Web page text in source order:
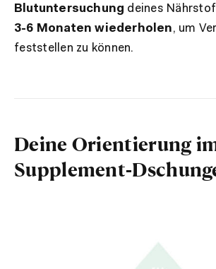
Blutuntersuchung deines
3-6 Monaten wiederholen, um
feststellen zu können.
Deine Orientierung
Supplement-